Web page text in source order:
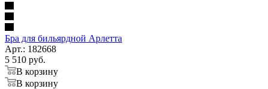
Бра для бильярдной Арлетта
Арт.: 182668
5 510 руб.
В корзину
В корзину